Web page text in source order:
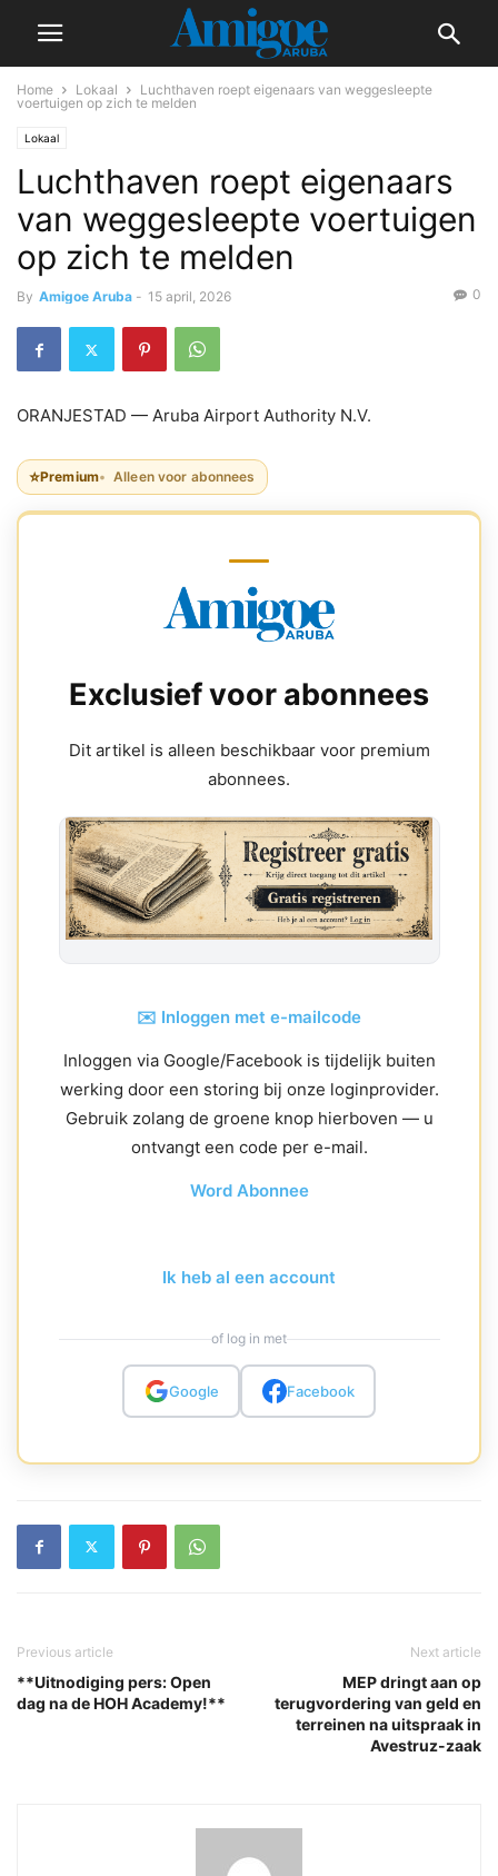
Home Lokaal
Luchthaven roept eigenaars van weggesleepte
voertuigen op zich te melden
Lokaal
Luchthaven roept eigenaars
van weggesleepte voertuigen
op zich te melden
By Amigoe Aruba - 15 april, 2026 0
ORANJESTAD — Aruba Airport Authority N.V.
⭐Premium Alleen voor abonnees
Exclusief voor abonnees
Dit artikel is alleen beschikbaar voor premium
abonnees.
✉️ Inloggen met e-mailcode
Inloggen via Google/Facebook is tijdelijk buiten
werking door een storing bij onze loginprovider.
Gebruik zolang de groene knop hierboven — u
ontvangt een code per e-mail.
Word Abonnee
Ik heb al een account
of log in met
Google Facebook
Previous article
**Uitnodiging pers: Open
dag na de HOH Academy!**
Next article
MEP dringt aan op
terugvordering van geld en
terreinen na uitspraak in
Avestruz-zaak